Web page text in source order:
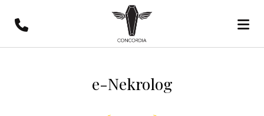
e-Nekrolog